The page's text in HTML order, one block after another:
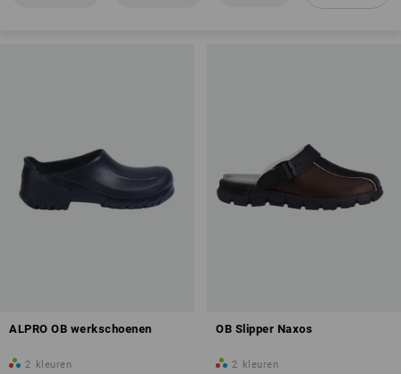
Overzicht van de beschermingklassen
ALPRO OB werkschoenen
2 kleuren
OB Slipper Naxos
2 kleuren